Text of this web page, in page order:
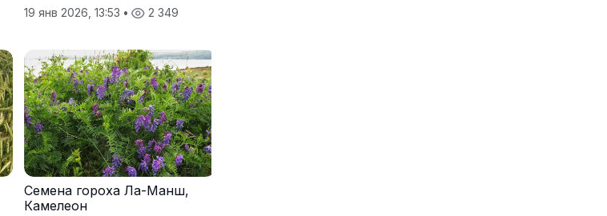
19 янв 2026, 13:53 • 2 349
Семена гороха Ла-Манш,
Камелеон